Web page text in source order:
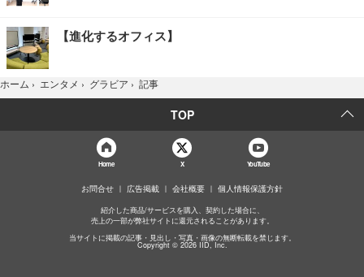
【進化するオフィス】
ホーム › エンタメ › グラビア › 記事
TOP
Home X YouTube
お問合せ 広告掲載 会社概要 個人情報保護方針
紹介した商品/サービスを購入、契約した場合に、
売上の一部が弊社サイトに還元されることがあります。
当サイトに掲載の記事・見出し・写真・画像の無断転載を禁じます。
Copyright © 2026 IID, Inc.